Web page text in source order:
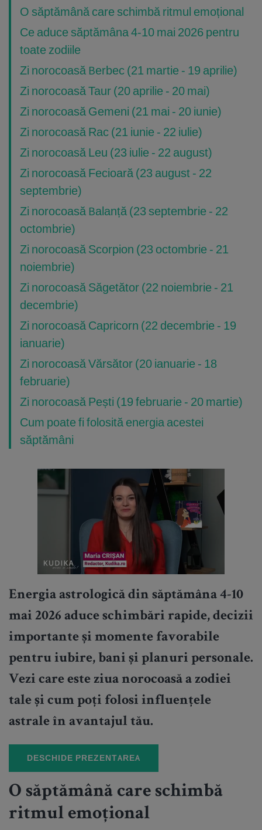
O săptămână care schimbă ritmul emoțional
Ce aduce săptămâna 4-10 mai 2026 pentru
toate zodiile
Zi norocoasă Berbec (21 martie - 19 aprilie)
Zi norocoasă Taur (20 aprilie - 20 mai)
Zi norocoasă Gemeni (21 mai - 20 iunie)
Zi norocoasă Rac (21 iunie - 22 iulie)
Zi norocoasă Leu (23 iulie - 22 august)
Zi norocoasă Fecioară (23 august - 22
septembrie)
Zi norocoasă Balanță (23 septembrie - 22
octombrie)
Zi norocoasă Scorpion (23 octombrie - 21
noiembrie)
Zi norocoasă Săgetător (22 noiembrie - 21
decembrie)
Zi norocoasă Capricorn (22 decembrie - 19
ianuarie)
Zi norocoasă Vărsător (20 ianuarie - 18
februarie)
Zi norocoasă Pești (19 februarie - 20 martie)
Cum poate fi folosită energia acestei
săptămâni
Energia astrologică din săptămâna 4-10
mai 2026 aduce schimbări rapide, decizii
importante și momente favorabile
pentru iubire, bani și planuri personale.
Vezi care este ziua norocoasă a zodiei
tale și cum poți folosi influențele
astrale în avantajul tău.
DESCHIDE PREZENTAREA
O săptămână care schimbă
ritmul emoțional